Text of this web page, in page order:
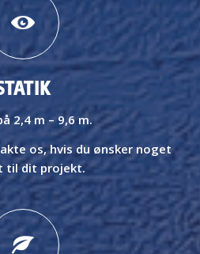
2,4 m – 9,6 m.
os, hvis du ønsker noget
til dit projekt.